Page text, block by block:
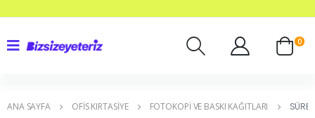
0
ANA SAYFA OFIS KIRTASIYE FOTOKOPI VE BASKI KAĞITLARI